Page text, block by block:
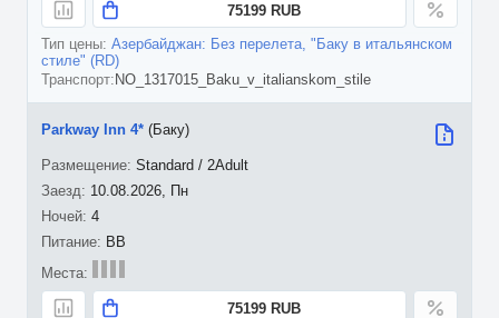
75199 RUB
Азербайджан: Без перелета, "Баку в итальянском
стиле" (RD)
NO_1317015_Baku_v_italianskom_stile
10.08.2026, Пн
4
Parkway Inn 4* (Баку)
Standard / 2Adult
BB
75199 RUB